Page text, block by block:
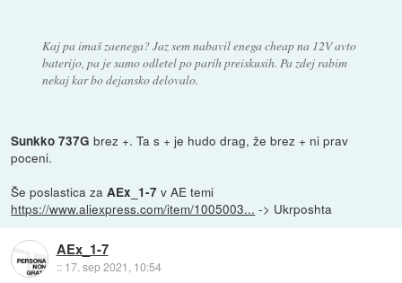
Kaj pa imaš zaenega? Jaz sem nabavil enega cheap na 12V avto
baterijo, pa je samo odletel po parih preiskusih. Pa zdej rabim
nekaj kar bo dejansko delovalo.
Sunkko 737G brez +. Ta s + je hudo drag, že brez + ni prav
poceni.
Še poslastica zaAEx_1-7 v AE temi
https://www.aliexpress.com/item/1005003... -> Ukrposhta
AEx_1-7
:: 17. sep 2021, 10:54